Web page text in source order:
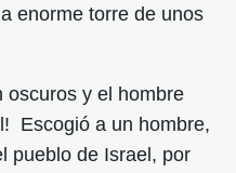
enorme torre de unos
y el hombre
Escogió a un hombre,
pueblo de Israel, por